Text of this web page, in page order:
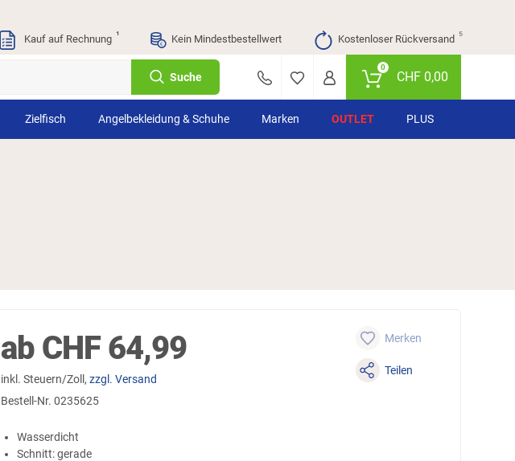
Kauf auf Rechnung ¹ Kein Mindestbestellwert Kostenloser Rückversand ⁵
Suche
0
CHF0,00
Zielfisch Angelbekleidung & Schuhe Marken OUTLET PLUS
ab CHF64,99
inkl. Steuern/Zoll, zzgl. Versand
Bestell-Nr. 0235625
Merken
Teilen
Wasserdicht
Schnitt: gerade